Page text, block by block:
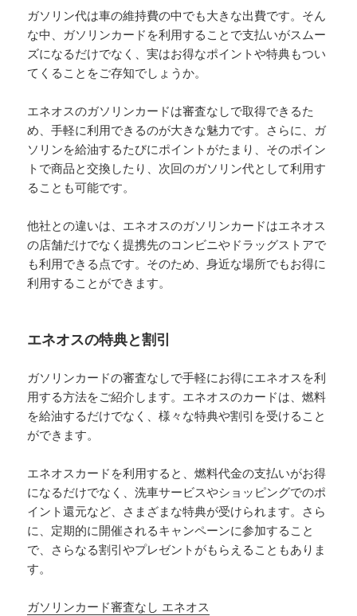
ガソリン代は車の維持費の中でも大きな出費です。そん
な中、ガソリンカードを利用することで支払いがスムー
ズになるだけでなく、実はお得なポイントや特典もつい
てくることをご存知でしょうか。
エネオスのガソリンカードは審査なしで取得できるた
め、手軽に利用できるのが大きな魅力です。さらに、ガ
ソリンを給油するたびにポイントがたまり、そのポイン
トで商品と交換したり、次回のガソリン代として利用す
ることも可能です。
他社との違いは、エネオスのガソリンカードはエネオス
の店舗だけでなく提携先のコンビニやドラッグストアで
も利用できる点です。そのため、身近な場所でもお得に
利用することができます。
エネオスの特典と割引
ガソリンカードの審査なしで手軽にお得にエネオスを利
用する方法をご紹介します。エネオスのカードは、燃料
を給油するだけでなく、様々な特典や割引を受けること
ができます。
エネオスカードを利用すると、燃料代金の支払いがお得
になるだけでなく、洗車サービスやショッピングでのポ
イント還元など、さまざまな特典が受けられます。さら
に、定期的に開催されるキャンペーンに参加すること
で、さらなる割引やプレゼントがもらえることもありま
す。
ガソリンカード審査なし エネオス